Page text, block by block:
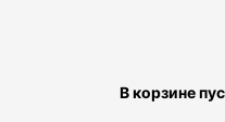
В корзине